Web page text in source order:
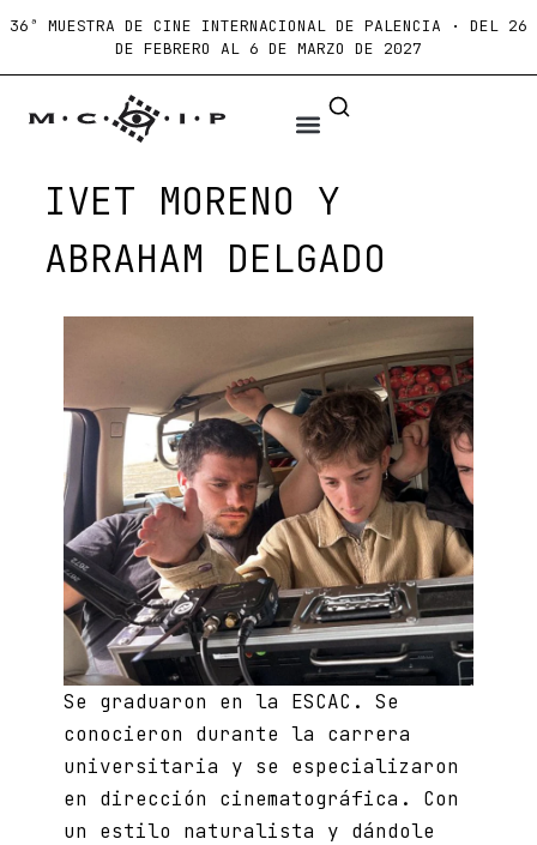
36ª MUESTRA DE CINE INTERNACIONAL DE PALENCIA · DEL 26
DE FEBRERO AL 6 DE MARZO DE 2027
IVET MORENO Y
ABRAHAM DELGADO
Se graduaron en la ESCAC. Se
conocieron durante la carrera
universitaria y se especializaron
en dirección cinematográfica. Con
un estilo naturalista y dándole